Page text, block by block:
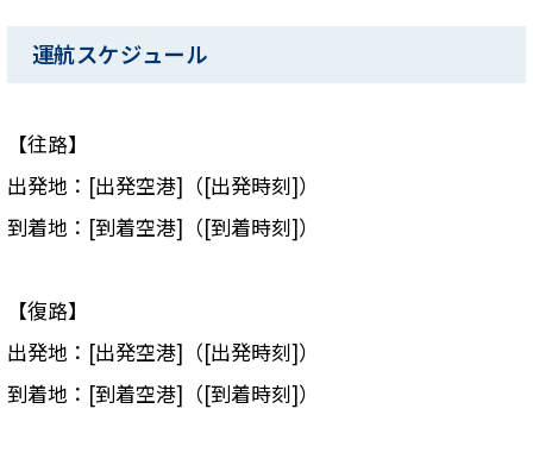
運航スケジュール
【往路】
出発地：[出発空港]（[出発時刻]）
到着地：[到着空港]（[到着時刻]）
【復路】
出発地：[出発空港]（[出発時刻]）
到着地：[到着空港]（[到着時刻]）